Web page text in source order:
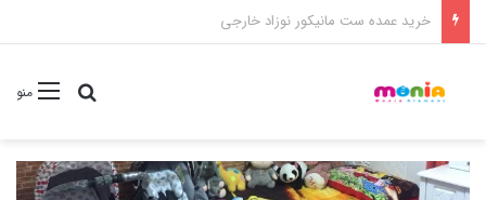
خرید شامپو سر و بدن 500 میل کودک موستلا
منوجستجو